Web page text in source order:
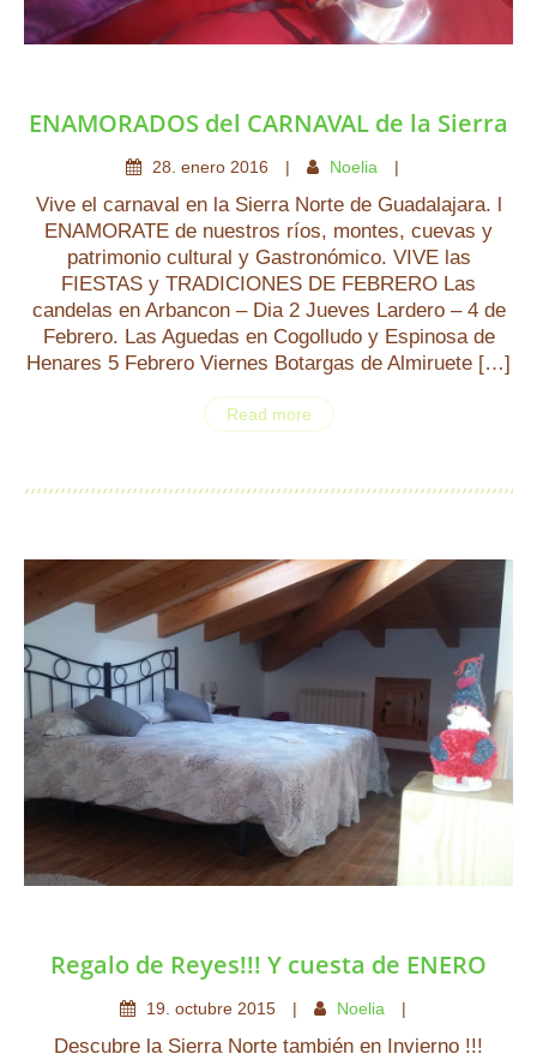
ENAMORADOS del CARNAVAL de la Sierra
28 enero 2016 Noelia
Vive el carnaval en la Sierra Norte de Guadalajara. l
ENAMORATE de nuestros ríos, montes, cuevas y
patrimonio cultural y Gastronómico. VIVE las
FIESTAS y TRADICIONES DE FEBRERO Las
candelas en Arbancon – Dia 2 Jueves Lardero – 4 de
Febrero. Las Aguedas en Cogolludo y Espinosa de
Henares 5 Febrero Viernes Botargas de Almiruete […]
Read more
Regalo de Reyes!!! Y cuesta de ENERO
19. octubre 2015 Noelia
Descubre la Sierra Norte también en Invierno !!!